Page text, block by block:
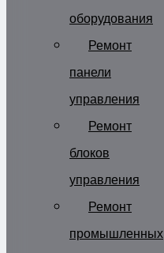
оборудования
Ремонт
панели
управления
Ремонт
блоков
управления
Ремонт
промышленных